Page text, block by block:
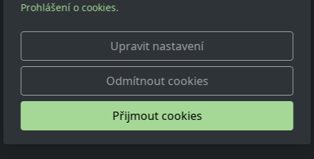
dilna@atelierjezevci.com
+420 774 181 453, WhatsApp
© 2026
Petr Klaus
Běží na
Prohlášení o cookies.
Upravit nastavení
Odmítnout cookies
Přijmout cookies